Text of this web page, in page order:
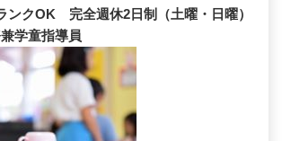
ンクOK 完全週休2日制（土曜・日曜）
学童指導員